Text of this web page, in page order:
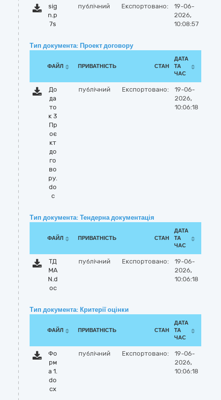
sig
n.p
7s
публічний Експортовано:
19-06-
2026,
10:08:57
Тип документа: Проект договору
ФАЙЛ ПРИВАТНІСТЬ СТАН
ДАТА
ТА
ЧАС
До
да
то
к 3
Пр
оє
кт
до
го
во
ру.
do
c
публічний Експортовано:
19-06-
2026,
10:06:18
Тип документа: Тендерна документація
ФАЙЛ ПРИВАТНІСТЬ СТАН
ДАТА
ТА
ЧАС
ТД
MA
N.d
oc
публічний Експортовано:
19-06-
2026,
10:06:18
Тип документа: Критерії оцінки
ФАЙЛ ПРИВАТНІСТЬ СТАН
ДАТА
ТА
ЧАС
Фо
рм
а 1.
do
cx
публічний Експортовано:
19-06-
2026,
10:06:18